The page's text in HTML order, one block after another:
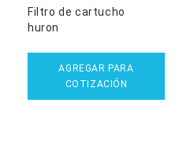
Filtro de cartucho
huron
AGREGAR PARA
COTIZACIÓN